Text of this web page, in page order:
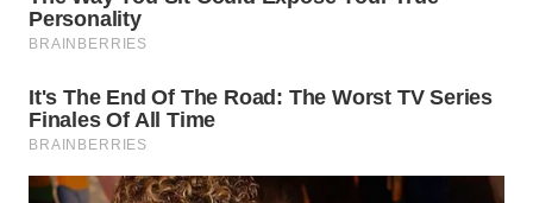
PURWAKARTA
PRIANGAN
TIMUR
WN